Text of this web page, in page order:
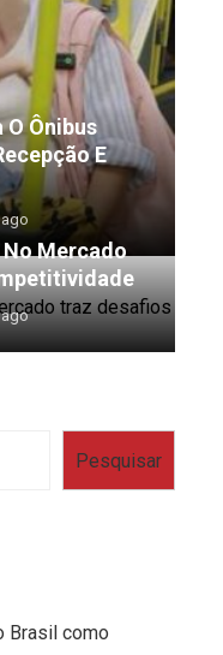
Ônibus
E
Mercado
Pesquisar
Brasil como